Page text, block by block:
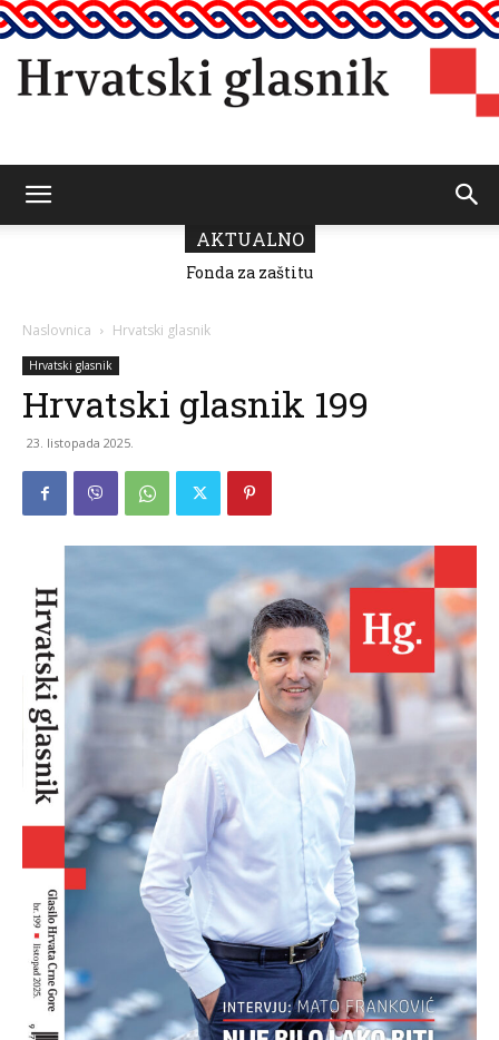
AKTUALNO
Fonda za zaštitu
prava donio
2026.
Naslovnica Hrvatski glasnik
Hrvatski glasnik
Hrvatski glasnik 199
23. listopada 2025.